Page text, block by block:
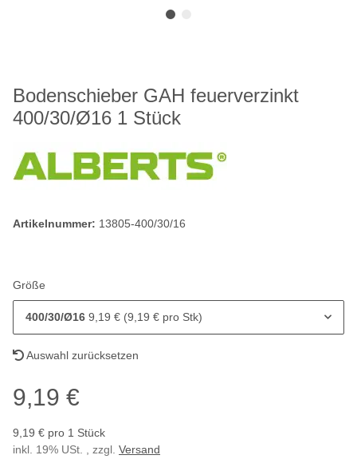
Bodenschieber GAH feuerverzinkt
400/30/Ø16 1 Stück
Artikelnummer: 13805-400/30/16
Größe
400/30/Ø16 9,19 € (9,19 € pro Stk)
Auswahl zurücksetzen
9,19 €
9,19 € pro 1 Stück
inkl. 19% USt. , zzgl. Versand